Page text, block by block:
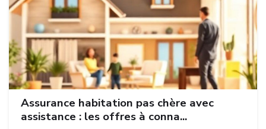
Assurance habitation pas chère avec
assistance : les offres à conna...